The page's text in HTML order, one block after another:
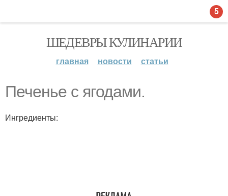
ШЕДЕВРЫ КУЛИНАРИИ
главная новости статьи
Печенье с ягодами.
Ингредиенты:
5